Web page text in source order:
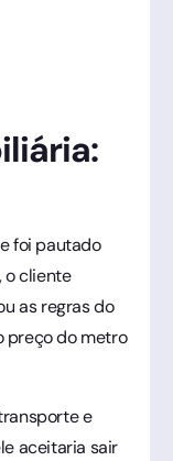
foi pautado
o cliente
as regras do
preço do metro
e
aceitaria sair